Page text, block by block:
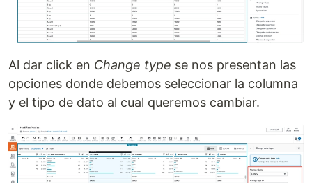
Al dar click en Change type se nos presentan las
opciones donde debemos seleccionar la columna
y el tipo de dato al cual queremos cambiar.